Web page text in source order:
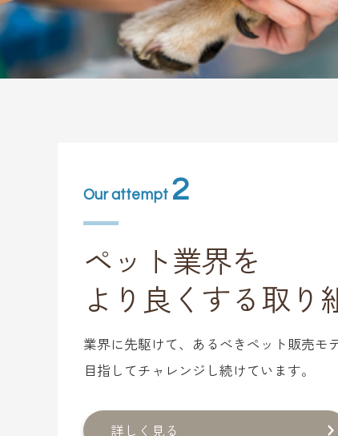
Our attempt 2
ペット業界を
より良くする取り
業界に先駆けて、あるべきペット販売モ
目指してチャレンジし続けています。
詳しく見る